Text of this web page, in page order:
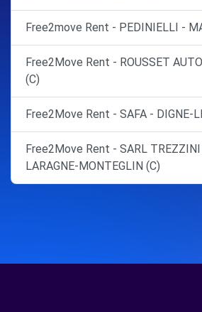
Free2move Rent - PEDINIELLI -
Free2Move Rent - ROUSSET
(C)
Free2Move Rent - SAFA - DIGNE-
Free2Move Rent - SARL
LARAGNE-MONTEGLIN (C)